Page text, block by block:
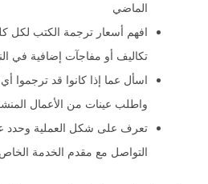
الماضي
افهم أسعار ترجمة الكتب لكل
تكاليف أو مفاجآت إضافية في
اسأل عما إذا كانوا قد ترجموا
واطلب عينات من الأعمال
تعرف على شكل العملية وحدد
التواصل مع مقدم الخدمة